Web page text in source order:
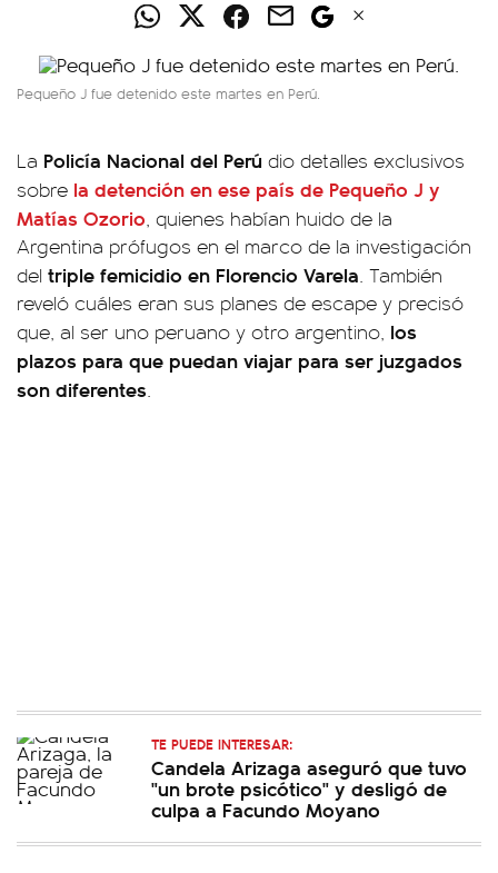
Pequeño J fue detenido este martes en Perú.
La Policía Nacional del Perú dio detalles exclusivos
sobre la detención en ese país de Pequeño J y
Matías Ozorio, quienes habían huido de la
Argentina prófugos en el marco de la investigación
del triple femicidio en Florencio Varela. También
reveló cuáles eran sus planes de escape y precisó
que, al ser uno peruano y otro argentino, los
plazos para que puedan viajar para ser juzgados
son diferentes.
TE PUEDE INTERESAR:
Candela Arizaga aseguró que tuvo
"un brote psicótico" y desligó de
culpa a Facundo Moyano